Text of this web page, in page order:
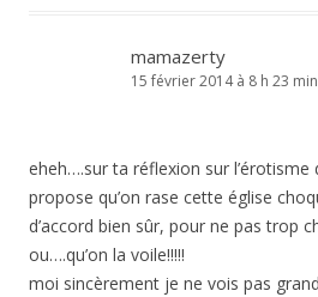
mamazerty
15 février 2014 à 8 h 23 min
eheh….sur ta réflexion sur l’érotisme
propose qu’on rase cette église
d’accord bien sûr, pour ne pas trop
ou….qu’on la voile!!!!!
moi sincèrement je ne vois pas